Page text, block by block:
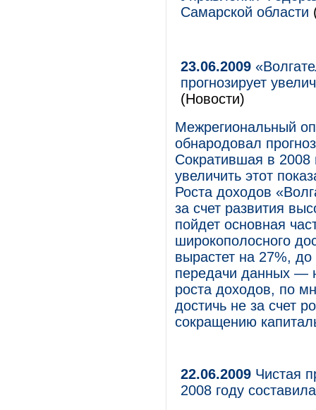
Самарской области
23.06.2009
прогнозирует
(Новости)
Межрегиональный
обнародовал
Сократившая в 2008
увеличить этот
Роста доходов
за счет развития
пойдет основная
широкополосного
вырастет на 27%,
передачи данных —
роста доходов, по
достичь не за счет
сокращению
22.06.2009 Чистая
2008 году